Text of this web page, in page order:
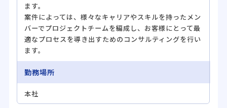
ます。
案件によっては、様々なキャリアやスキルを持ったメン
バーでプロジェクトチームを編成し、お客様にとって最
適なプロセスを導き出すためのコンサルティングを行い
ます。
勤務場所
本社